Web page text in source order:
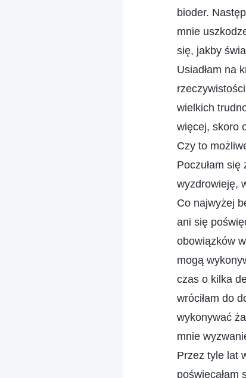
bioder.
mnie
się, jakby
Usiadłam na
wielkich
więcej, skoro
Czy to
Poczułam się
wyzdrowieję,
Co najwyżej
ani się
obowiązków
mogą
czas o kilka
wróciłam do
wykonywać
mnie
Przez tyle lat
poświęcałam